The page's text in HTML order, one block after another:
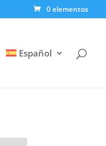
0 elementos
Español